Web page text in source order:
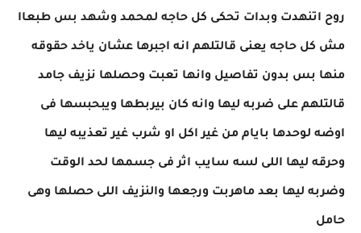
روح اتنهدت وبدات تحكى كل حاجه لمحمد وشهد بس طبعاا
مش كل حاجه يعنى قالتلهم انه اجبرها عشان ياخد حقوقه
منها بس بدون تفاصيل وانها تعبت وحصلها نزيف جامد
قالتلهم على ضربه ليها وانه كان بيربطها ويبحبسها فى
اوضه لوحدها بايام من غير اكل او شرب غير تعذيبه ليها
وحرقه ليها اللى لسه سايب اثر فى جسمها لحد الوقت
وضربه ليها بعد ماهربت ورجعها والنزيف اللى حصلها وهى
حامل